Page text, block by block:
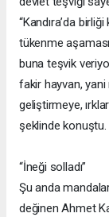
“Kandıra’da
tükenme
buna teşvik
fakir hayvan, yani
geliştirmeye,
şeklinde konuştu.
“İneği solladı”
Şu anda
değinen Ahmet